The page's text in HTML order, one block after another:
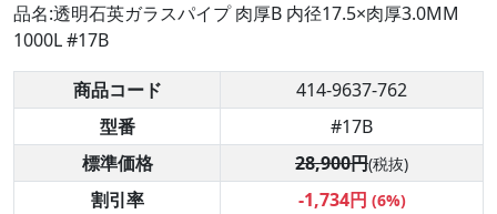
品名:透明石英ガラスパイプ 肉厚B 内径17.5×肉厚3.0MM
1000L #17B
商品コード
414-9637-762
型番
#17B
標準価格
28,900円(税抜)
割引率 -1,734円 (6%)